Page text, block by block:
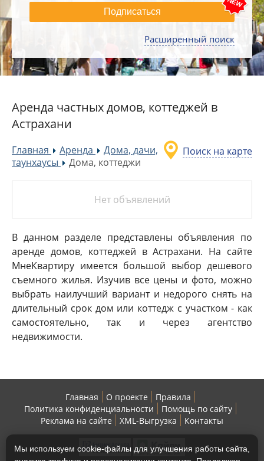
Подписаться
Расширенный поиск
Аренда частных домов, коттеджей в
Астрахани
Поиск на карте
Главная »
Аренда »
Дома, дачи,
таунхаусы
»
Дома, коттеджи
Нет объявлений
В данном разделе представлены объявления по
аренде домов, коттеджей в Астрахани. На сайте
МнеКвартиру имеется большой выбор дешевого
съемного жилья. Изучив все цены и фото, можно
выбрать наилучший вариант и недорого снять на
длительный срок дом или коттедж с участком - как
самостоятельно, так и через агентство
недвижимости.
Главная О проекте
Правила
Политика конфиденциальности
Помощь по сайту
Реклама на сайте
XML-Выгрузка Контакты
Мы используем cookie-файлы для улучшения работы сайта,